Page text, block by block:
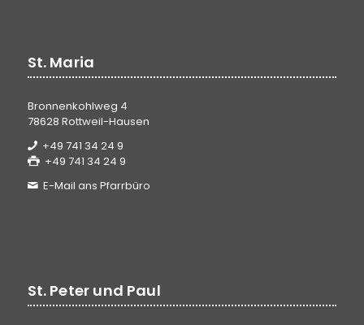
St. Maria
Bronnenkohlweg 4
78628 Rottweil-Hausen
+49 741 34 24 9
+49 741 34 24 9
E-Mail ans Pfarrbüro
St. Peter und Paul